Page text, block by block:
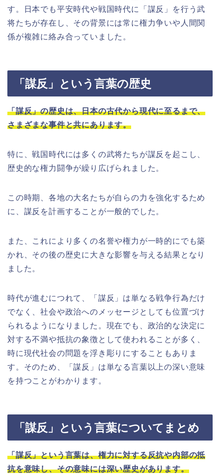
す。日本でも平安時代や戦国時代に「謀反」を行う武
将たちが存在し、その背景には常に権力争いや人間関
係が複雑に絡み合っていました。
「謀反」という言葉の歴史
「謀反」の歴史は、日本の古代から現代に至るまで、
さまざまな事件と共にあります。
特に、戦国時代には多くの武将たちが謀反を起こし、
歴史的な権力闘争が繰り広げられました。
この時期、各地の大名たちが自らの力を強化するため
に、謀反を計画することが一般的でした。
また、これにより多くの名誉や権力が一時的にでも築
かれ、その後の歴史に大きな影響を与える結果となり
ました。
時代が進むにつれて、「謀反」は単なる戦争行為だけ
でなく、社会や政治へのメッセージとしても位置づけ
られるようになりました。現在でも、政治的な決定に
対する不満や抵抗の象徴として使われることが多く、
時に現代社会の問題を浮き彫りにすることもありま
す。そのため、「謀反」は単なる言葉以上の深い意味
を持つことがわかります。
「謀反」という言葉についてまとめ
「謀反」という言葉は、権力に対する反抗や内部の抵
抗を意味し、その意味には深い歴史があります。